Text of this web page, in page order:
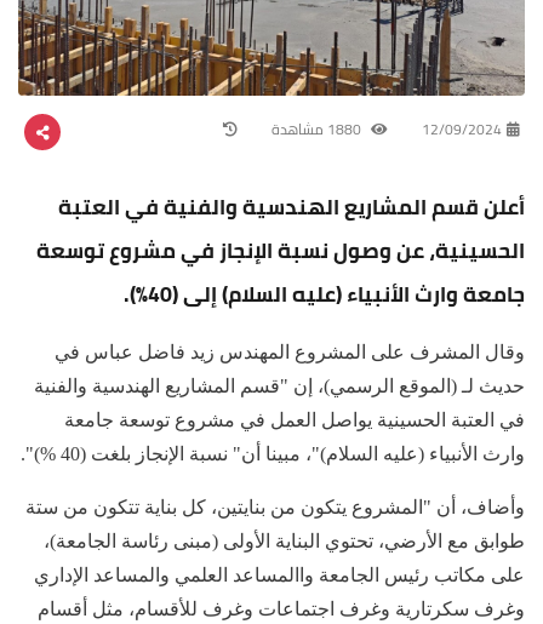
12/09/2024
أعلن قسم المشاريع الهندسية والفنية في العتبة
الحسينية، عن وصول نسبة الإنجاز في مشروع توسعة
جامعة وارث الأنبياء (عليه السلام) إلى (40%).
وقال المشرف على المشروع المهندس زيد فاضل عباس في
حديث لـ (الموقع الرسمي)، إن "قسم المشاريع الهندسية والفنية
في العتبة الحسينية يواصل العمل في مشروع توسعة جامعة
وارث الأنبياء (عليه السلام)"، مبينا أن" نسبة الإنجاز بلغت (40 %)".
وأضاف، أن "المشروع يتكون من بنايتين، كل بناية تتكون من ستة
طوابق مع الأرضي، تحتوي البناية الأولى (مبنى رئاسة الجامعة)،
على مكاتب رئيس الجامعة واالمساعد العلمي والمساعد الإداري
وغرف سكرتارية وغرف اجتماعات وغرف للأقسام، مثل أقسام